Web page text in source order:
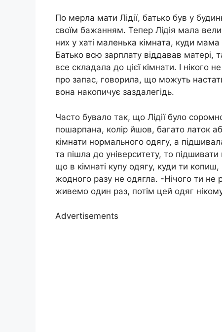
По меpла мати Лідії, батько був у
своїм бажанням. Тепер Лідія мала
них у хаті маленька кімната, куди мама
Батько всю зарплату віддавав матері,
все складала до цієї кімнати. І нікого
про запас, говорила, що можуть
вона накопичує заздалегідь.
Часто бувало так, що Лідії було
пошарпана, колір йшов, багато латок
кімнати нормального одягу, а
та пішла до університету, то
що в кімнаті купу одягу, куди ти
жодного разу не одягла. -Нічого ти не
живемо один раз, потім цей одяг
Advertisements